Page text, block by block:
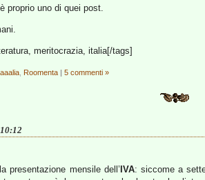
proprio uno di quei post.
meritocrazia, italia[/tags]
Roomenta | 5 commenti »
presentazione mensile dell’ IVA: siccome a